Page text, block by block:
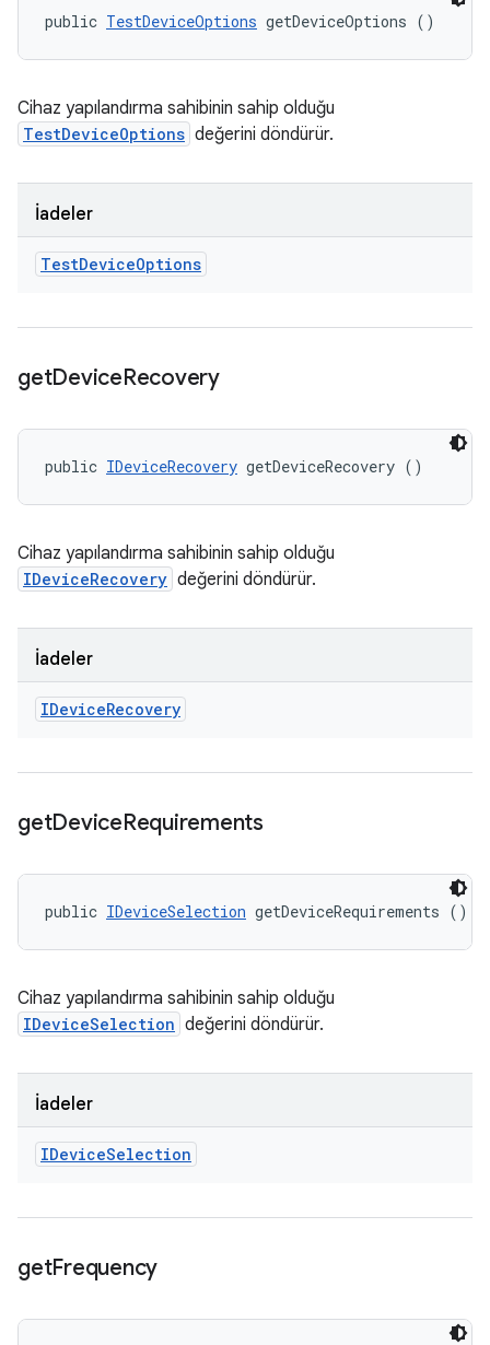
public TestDeviceOptions getDeviceOptions ()
Cihaz yapılandırma sahibinin sahip olduğu
TestDeviceOptions değerini döndürür.
İadeler
TestDeviceOptions
getDeviceRecovery
public IDeviceRecovery getDeviceRecovery ()
Cihaz yapılandırma sahibinin sahip olduğu
IDeviceRecovery değerini döndürür.
İadeler
IDeviceRecovery
getDeviceRequirements
public IDeviceSelection getDeviceRequirements ()
Cihaz yapılandırma sahibinin sahip olduğu
IDeviceSelection değerini döndürür.
İadeler
IDeviceSelection
getFrequency